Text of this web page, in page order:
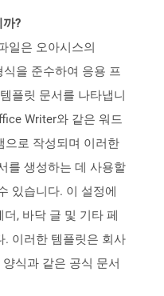
까?
일은 오아시스의
을 준수하여 응용 프
플릿 문서를 나타냅니
Writer와 같은 워드
으로 작성되며 이러한
를 생성하는 데 사용할
있습니다. 이 설정에
, 바닥 글 및 기타 페
. 이러한 템플릿은 회사
식과 같은 공식 문서